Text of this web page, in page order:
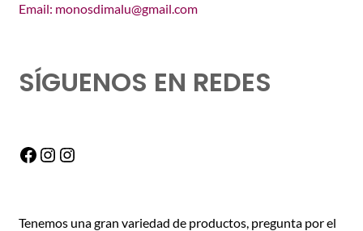
Email: monosdimalu@gmail.com
SÍGUENOS EN REDES
Facebook
Instagram
Instagram
Tenemos una gran variedad de productos, pregunta por el